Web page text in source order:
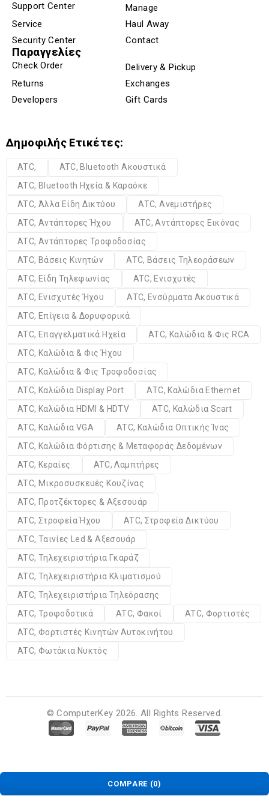
Support Center
Manage
Service
Haul Away
Security Center
Contact
Παραγγελίες
Check Order
Delivery & Pickup
Returns
Exchanges
Developers
Gift Cards
Δημοφιλής Ετικέτες:
ATC,
ATC, Bluetooth Ακουστικά
ATC, Bluetooth Ηχεία & Καραόκε
ATC, Άλλα Είδη Δικτύου
ATC, Ανεμιστήρες
ATC, Αντάπτορες Ήχου
ATC, Αντάπτορες Εικόνας
ATC, Αντάπτορες Τροφοδοσίας
ATC, Βάσεις Κινητών
ATC, Βάσεις Τηλεοράσεων
ATC, Είδη Τηλεφωνίας
ATC, Ενισχυτές
ATC, Ενισχυτές Ήχου
ATC, Ενσύρματα Ακουστικά
ATC, Επίγεια & Δορυφορικά
ATC, Επαγγελματικά Ηχεία
ATC, Καλώδια & Φις RCA
ATC, Καλώδια & Φις Ήχου
ATC, Καλώδια & Φις Τροφοδοσίας
ATC, Καλώδια Display Port
ATC, Καλώδια Ethernet
ATC, Καλώδια HDMI & HDTV
ATC, Καλώδια Scart
ATC, Καλώδια VGA
ATC, Καλώδια Οπτικής Ίνας
ATC, Καλώδια Φόρτισης & Μεταφοράς Δεδομένων
ATC, Κεραίες
ATC, Λαμπτήρες
ATC, Μικροσυσκευές Κουζίνας
ATC, Προτζέκτορες & Αξεσουάρ
ATC, Στροφεία Ήχου
ATC, Στροφεία Δικτύου
ATC, Ταινίες Led & Αξεσουάρ
ATC, Τηλεχειριστήρια Γκαράζ
ATC, Τηλεχειριστήρια Κλιματισμού
ATC, Τηλεχειριστήρια Τηλεόρασης
ATC, Τροφοδοτικά
ATC, Φακοί
ATC, Φορτιστές
ATC, Φορτιστές Κινητών Αυτοκινήτου
ATC, Φωτάκια Νυκτός
© ComputerKey 2026. All Rights Reserved.
COMPARE (0)